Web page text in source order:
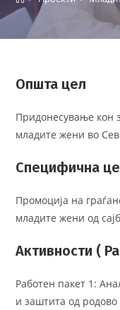
Општа цел
Придонесување кон
младите жени во
Специфична
Промоција на
младите жени од
Активности (
Работен пакет 1:
и заштита од родово